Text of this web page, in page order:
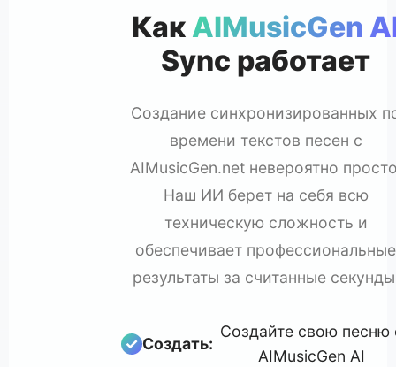
Как AIMusicGen
Sync работает
Создание синхронизированных
времени текстов песен с
AIMusicGen.net невероятно
Наш ИИ берет на себя всю
техническую сложность и
обеспечивает профессиональные
результаты за считанные
Создать:
Создайте свою песню
AIMusicGen AI